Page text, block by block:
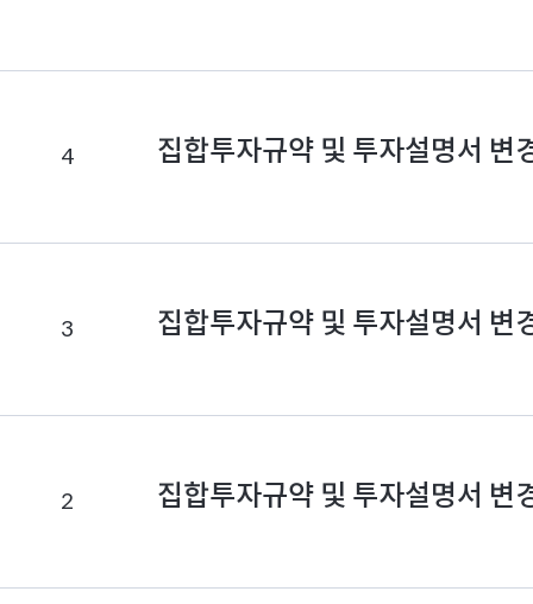
4 집합투자규약 및 투자설명서 변
3 집합투자규약 및 투자설명서 변
2 집합투자규약 및 투자설명서 변